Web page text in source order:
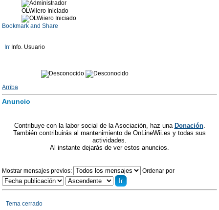
OLWiiero Iniciado
Info. Usuario
Arriba
Anuncio
Contribuye con la labor social de la Asociación, haz una Donación.
También contribuirás al mantenimiento de OnLineWii.es y todas sus
actividades.
Al instante dejarás de ver estos anuncios.
Mostrar mensajes previos: Ordenar por
Tema cerrado